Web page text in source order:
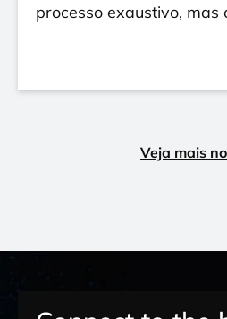
processo exaustivo, mas
Veja mais